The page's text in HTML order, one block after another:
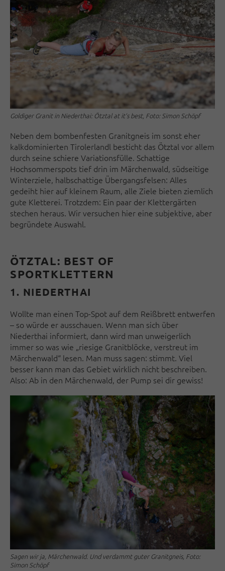
Goldiger Granit in Niederthai: Ötztal at it’s best, Foto: Simon Schöpf
Neben dem bombenfesten Granitgneis im sonst eher
kalkdominierten Tirolerlandl besticht das Ötztal vor allem
durch seine schiere Variationsfülle. Schattige
Hochsommerspots tief drin im Märchenwald, südseitige
Winterziele, halbschattige Übergangsfelsen: Alles
gedeiht hier auf kleinem Raum, alle Ziele bieten ziemlich
gute Kletterei. Trotzdem: Ein paar der Klettergärten
stechen heraus. Wir versuchen hier eine subjektive, aber
begründete Auswahl.
ÖTZTAL: BEST OF
SPORTKLETTERN
1. NIEDERTHAI
Wollte man einen Top-Spot auf dem Reißbrett entwerfen
– so würde er ausschauen. Wenn man sich über
Niederthai informiert, dann wird man unweigerlich
immer so was wie „riesige Granitblöcke, verstreut im
Märchenwald“ lesen. Man muss sagen: stimmt. Viel
besser kann man das Gebiet wirklich nicht beschreiben.
Also: Ab in den Märchenwald, der Pump sei dir gewiss!
Sagen wir ja, Märchenwald. Und verdammt guter Granitgneis, Foto:
Simon Schöpf